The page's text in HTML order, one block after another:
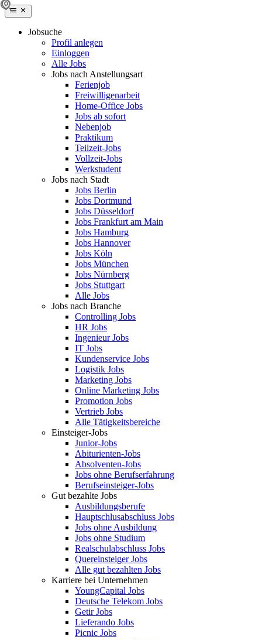
Jobsuche
Profil anlegen
Einloggen
Alle Jobs
Jobs nach Anstellungsart
Ferienjob
Freiwilligenarbeit
Home-Office Jobs
Jobs ab sofort
Nebenjob
Praktikum
Teilzeit-Jobs
Vollzeit-Jobs
Werkstudent
Jobs nach Stadt
Jobs Berlin
Jobs Dortmund
Jobs Düsseldorf
Jobs Frankfurt am Main
Jobs Hamburg
Jobs Hannover
Jobs Köln
Jobs München
Jobs Nürnberg
Jobs Stuttgart
Alle Jobs
Jobs nach Branche
Controlling Jobs
HR Jobs
Ingenieur Jobs
IT Jobs
Kundenservice Jobs
Logistik Jobs
Marketing Jobs
Online Marketing Jobs
Promotion Jobs
Vertrieb Jobs
Alle Tätigkeitsbereiche
Einsteiger-Jobs
Junior-Jobs
Abiturienten-Jobs
Absolventen-Jobs
Jobs ohne Berufserfahrung
Berufseinsteiger-Jobs
Gut bezahlte Jobs
Ausbildungsberufe
Hauptschlusabschluss Jobs
Jobs ohne Ausbildung
Jobs ohne Studium
Realschulabschluss Jobs
Quereinsteiger Jobs
Alle gut bezahlten Jobs
Karriere bei Unternehmen
YoungCapital Jobs
Deutsche Telekom Jobs
Getir Jobs
Lieferando Jobs
Picnic Jobs